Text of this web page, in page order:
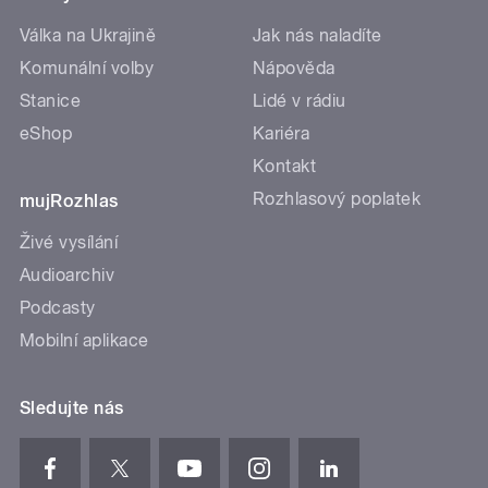
Válka na Ukrajině
Komunální volby
Stanice
eShop
mujRozhlas
Živé vysílání
Audioarchiv
Podcasty
Mobilní aplikace
Jak nás naladíte
Nápověda
Lidé v rádiu
Kariéra
Kontakt
Rozhlasový poplatek
Sledujte nás